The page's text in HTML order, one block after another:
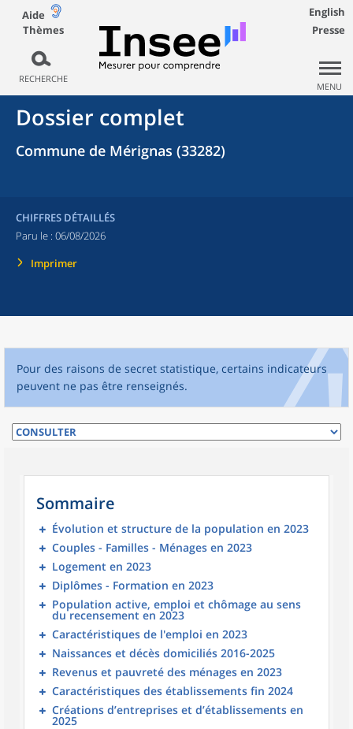
Aide
Thèmes
RECHERCHE
English
Presse
MENU
Dossier complet
Commune de Mérignas (33282)
CHIFFRES DÉTAILLÉS
Paru le : 06/08/2026
Imprimer
Pour des raisons de secret statistique, certains indicateurs
peuvent ne pas être renseignés.
Sommaire
Évolution et structure de la population en 2023
Couples - Familles - Ménages en 2023
Logement en 2023
Diplômes - Formation en 2023
Population active, emploi et chômage au sens
du recensement en 2023
Caractéristiques de l'emploi en 2023
Naissances et décès domiciliés 2016-2025
Revenus et pauvreté des ménages en 2023
Caractéristiques des établissements fin 2024
Créations d’entreprises et d’établissements en
2025